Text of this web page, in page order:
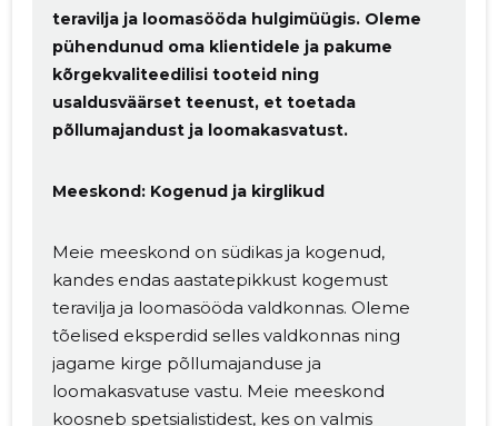
teravilja ja loomasööda hulgimüügis. Oleme
pühendunud oma klientidele ja pakume
kõrgekvaliteedilisi tooteid ning
usaldusväärset teenust, et toetada
põllumajandust ja loomakasvatust.
Meeskond: Kogenud ja kirglikud
Meie meeskond on südikas ja kogenud,
kandes endas aastatepikkust kogemust
teravilja ja loomasööda valdkonnas. Oleme
tõelised eksperdid selles valdkonnas ning
jagame kirge põllumajanduse ja
loomakasvatuse vastu. Meie meeskond
koosneb spetsialistidest, kes on valmis